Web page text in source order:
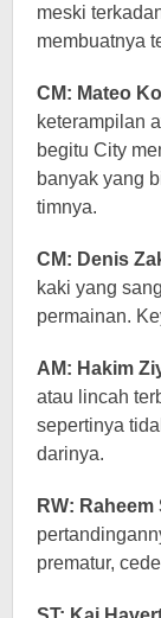
meski
membuatnya
CM: Mateo
keterampilan
begitu City
banyak yang
timnya.
CM: Denis
kaki yang
permainan.
AM: Hakim
atau lincah
sepertinya
darinya.
RW:
prematur,